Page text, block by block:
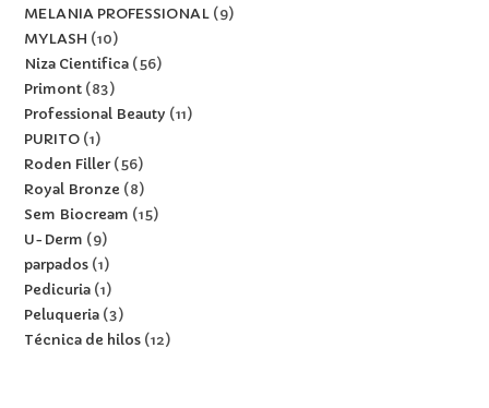
MELANIA PROFESSIONAL 9
MYLASH
10
Niza Cientifica 56
Primont 83
Professional Beauty
11
PURITO 1
Roden Filler 56
Royal Bronze
8
Sem Biocream
15
U-Derm
9
parpados 1
Pedicuria 1
Peluqueria 3
Técnica de hilos 12